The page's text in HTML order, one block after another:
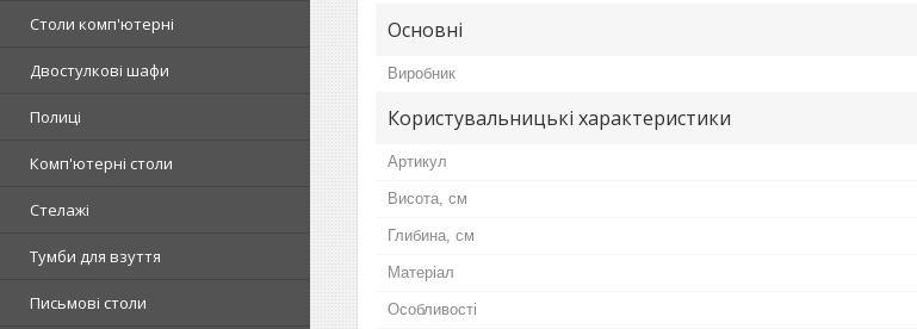
Столи комп'ютерні
Двостулкові шафи
Полиці
Комп'ютерні столи
Стелажі
Тумби для взуття
Письмові столи
Основні
Виробник
Користувальницькі характеристики
Артикул
Висота, см
Глибина, см
Матеріал
Особливості